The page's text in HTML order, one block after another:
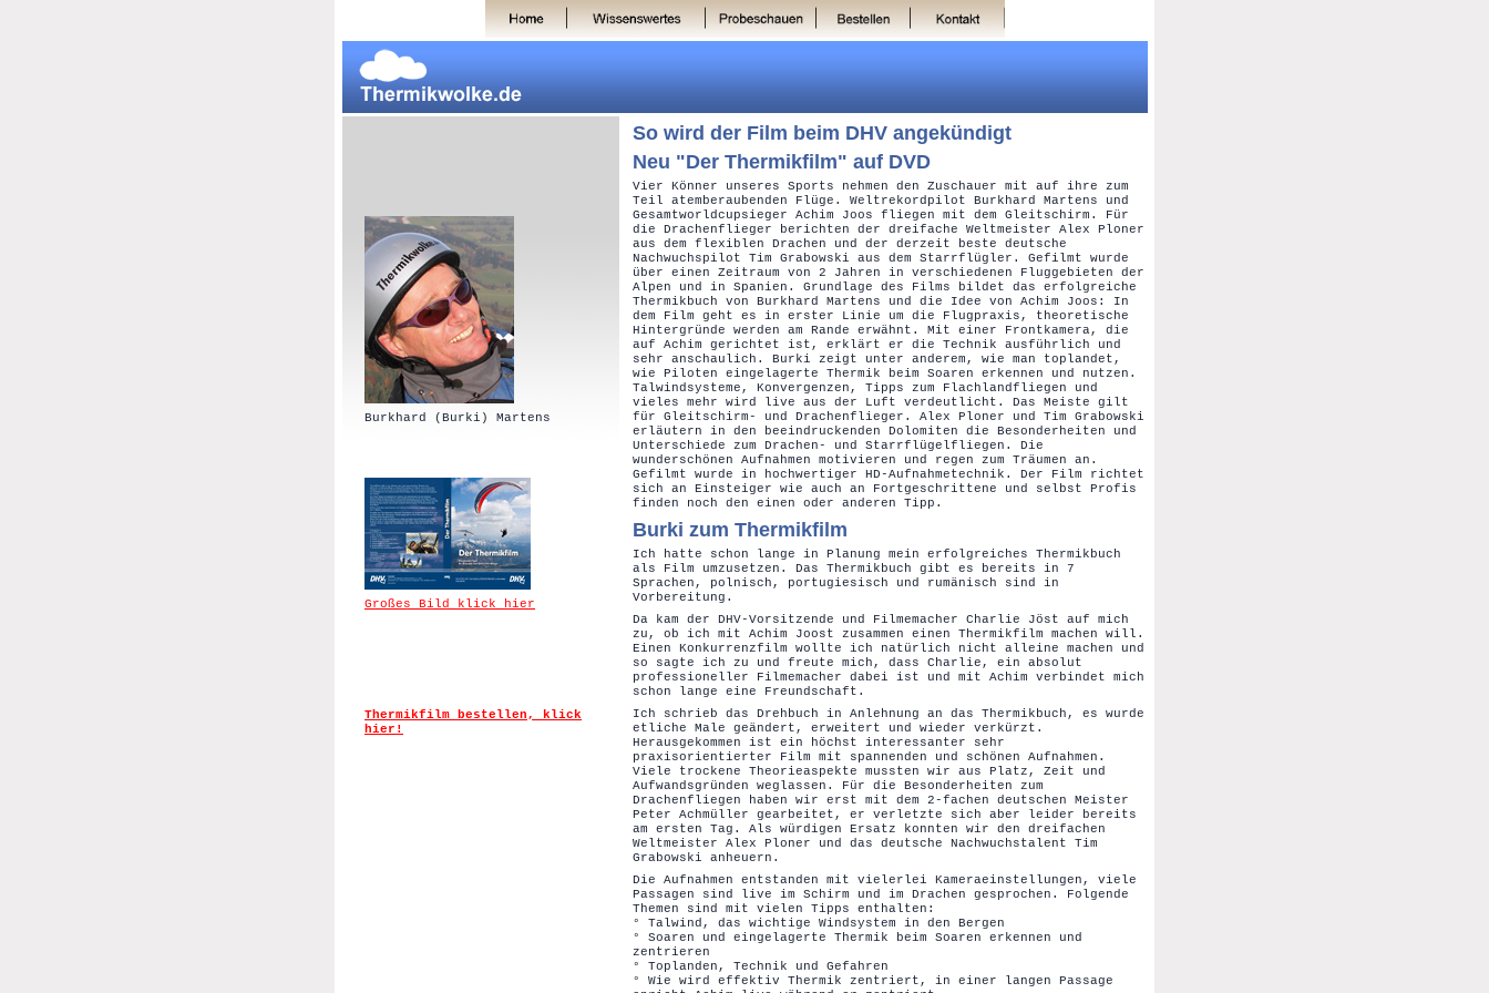
Burkhard (Burki) Martens
Großes Bild klick hier
Thermikfilm bestellen, klick
hier!
So wird der Film beim DHV angekündigt
Neu "Der Thermikfilm" auf DVD
Vier Könner unseres Sports nehmen den Zuschauer mit auf ihre zum
Teil atemberaubenden Flüge. Weltrekordpilot Burkhard Martens und
Gesamtworldcupsieger Achim Joos fliegen mit dem Gleitschirm. Für
die Drachenflieger berichten der dreifache Weltmeister Alex Ploner
aus dem flexiblen Drachen und der derzeit beste deutsche
Nachwuchspilot Tim Grabowski aus dem Starrflügler. Gefilmt wurde
über einen Zeitraum von 2 Jahren in verschiedenen Fluggebieten der
Alpen und in Spanien. Grundlage des Films bildet das erfolgreiche
Thermikbuch von Burkhard Martens und die Idee von Achim Joos: In
dem Film geht es in erster Linie um die Flugpraxis, theoretische
Hintergründe werden am Rande erwähnt. Mit einer Frontkamera, die
auf Achim gerichtet ist, erklärt er die Technik ausführlich und
sehr anschaulich. Burki zeigt unter anderem, wie man toplandet,
wie Piloten eingelagerte Thermik beim Soaren erkennen und nutzen.
Talwindsysteme, Konvergenzen, Tipps zum Flachlandfliegen und
vieles mehr wird live aus der Luft verdeutlicht. Das Meiste gilt
für Gleitschirm- und Drachenflieger. Alex Ploner und Tim Grabowski
erläutern in den beeindruckenden Dolomiten die Besonderheiten und
Unterschiede zum Drachen- und Starrflügelfliegen. Die
wunderschönen Aufnahmen motivieren und regen zum Träumen an.
Gefilmt wurde in hochwertiger HD-Aufnahmetechnik. Der Film richtet
sich an Einsteiger wie auch an Fortgeschrittene und selbst Profis
finden noch den einen oder anderen Tipp.
Burki zum Thermikfilm
Ich hatte schon lange in Planung mein erfolgreiches Thermikbuch
als Film umzusetzen. Das Thermikbuch gibt es bereits in 7
Sprachen, polnisch, portugiesisch und rumänisch sind in
Vorbereitung.
Da kam der DHV-Vorsitzende und Filmemacher Charlie Jöst auf mich
zu, ob ich mit Achim Joost zusammen einen Thermikfilm machen will.
Einen Konkurrenzfilm wollte ich natürlich nicht alleine machen und
so sagte ich zu und freute mich, dass Charlie, ein absolut
professioneller Filmemacher dabei ist und mit Achim verbindet mich
schon lange eine Freundschaft.
Ich schrieb das Drehbuch in Anlehnung an das Thermikbuch, es wurde
etliche Male geändert, erweitert und wieder verkürzt.
Herausgekommen ist ein höchst interessanter sehr
praxisorientierter Film mit spannenden und schönen Aufnahmen.
Viele trockene Theorieaspekte mussten wir aus Platz, Zeit und
Aufwandsgründen weglassen. Für die Besonderheiten zum
Drachenfliegen haben wir erst mit dem 2-fachen deutschen Meister
Peter Achmüller gearbeitet, er verletzte sich aber leider bereits
am ersten Tag. Als würdigen Ersatz konnten wir den dreifachen
Weltmeister Alex Ploner und das deutsche Nachwuchstalent Tim
Grabowski anheuern.
Die Aufnahmen entstanden mit vielerlei Kameraeinstellungen, viele
Passagen sind live im Schirm und im Drachen gesprochen. Folgende
Themen sind mit vielen Tipps enthalten:
° Talwind, das wichtige Windsystem in den Bergen
° Soaren und eingelagerte Thermik beim Soaren erkennen und
zentrieren
° Toplanden, Technik und Gefahren
° Wie wird effektiv Thermik zentriert, in einer langen Passage